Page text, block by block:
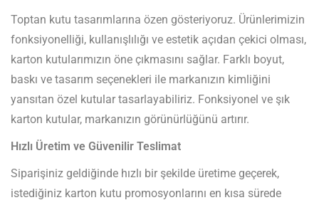
Toptan kutu tasarımlarına özen gösteriyoruz. Ürünlerimizin
fonksiyonelliği, kullanışlılığı ve estetik açıdan çekici olması,
karton kutularımızın öne çıkmasını sağlar. Farklı boyut,
baskı ve tasarım seçenekleri ile markanızın kimliğini
yansıtan özel kutular tasarlayabiliriz. Fonksiyonel ve şık
karton kutular, markanızın görünürlüğünü artırır.
Hızlı Üretim ve Güvenilir Teslimat
Siparişiniz geldiğinde hızlı bir şekilde üretime geçerek,
istediğiniz karton kutu promosyonlarını en kısa sürede